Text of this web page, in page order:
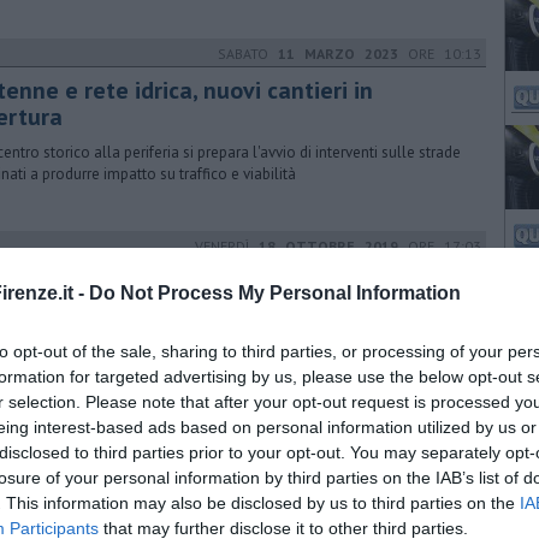
- Do Not Process My Personal Information
opt-out of the sale, sharing to third parties, or processing of your
for targeted advertising by us, please use the below opt-out
selection. Please note that after your opt-out request is processed
interest-based ads based on personal information utilized by us
to third parties prior to your opt-out. You may separately
of your personal information by third parties on the IAB’s list of
This information may also be disclosed by us to third parties on the
Participants that may further disclose it to other third parties.
SABATO 11 MARZO 2023 ORE 10:13
e rete idrica, nuovi cantieri in
storico alla periferia si prepara l'avvio di interventi sulle strade
a produrre impatto su traffico e viabilità
VENERDÌ18 OTTOBRE 2019ORE 17:03
turisti, flash mob davanti ad una scuola
VENERDÌ 22 NOVEMBRE 2019ORE 15:50
la Maratona, ecco i divieti e le deviazioni
adottati per la circolazione e le deviazioni riguardano il
privato ed i mezzi pubblici, compreso il servizio del tram